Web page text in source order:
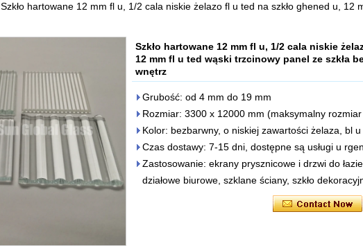
Szkło hartowane 12 mm fl u, 1/2 cala niskie żelazo fl u ted na szkło ghened u, 12
Szkło hartowane 12 mm fl u, 1/2 cala niskie
12 mm fl u ted wąski trzcinowy panel ze szkła
wnętrz
Grubość: od 4 mm do 19 mm
Rozmiar: 3300 x 12000 mm (maksymalny
Kolor: bezbarwny, o niskiej zawartości żelaza, bl
Czas dostawy: 7-15 dni, dostępne są usługi u
Zastosowanie: ekrany prysznicowe i drzwi do
działowe biurowe, szklane ściany, szkło